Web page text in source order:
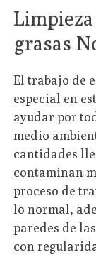
grasas
El trabajo de
especial en
ayudar por
medio
cantidades
contaminan
proceso de
lo normal,
paredes de
con